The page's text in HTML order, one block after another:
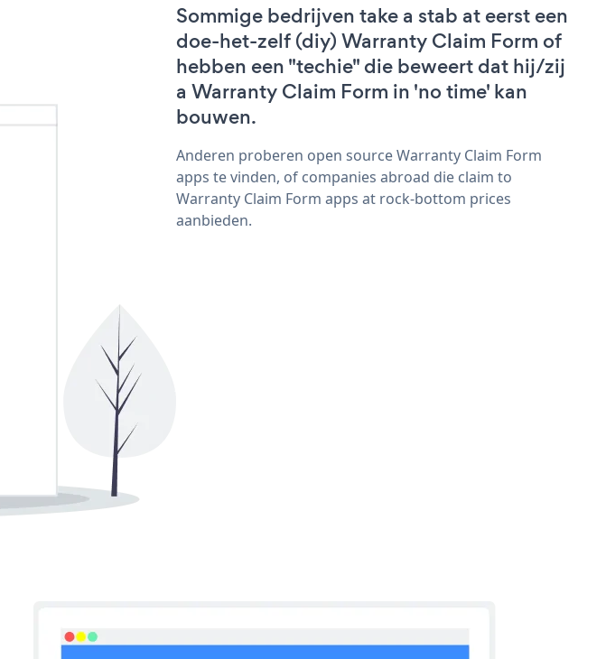
Sommige bedrijven take a stab at eerst een
doe-het-zelf (diy) Warranty Claim Form of
hebben een "techie" die beweert dat hij/zij
a Warranty Claim Form in 'no time' kan
bouwen.
Anderen proberen open source Warranty Claim Form
apps te vinden, of companies abroad die claim to
Warranty Claim Form apps at rock-bottom prices
aanbieden.